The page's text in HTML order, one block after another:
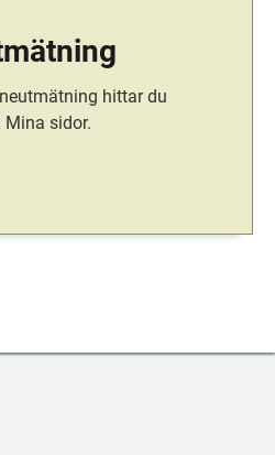
hittar du
sidor.